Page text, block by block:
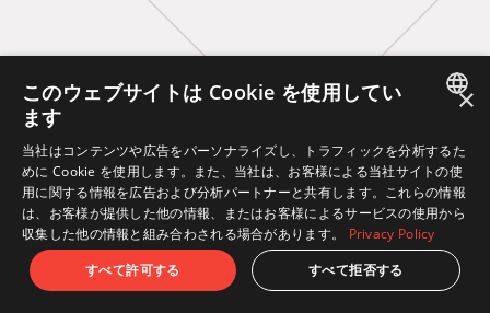
ENGLISH
×
このウェブサイトは Cookie を使用してい
ます
当社はコンテンツや広告をパーソナライズし、トラフィックを分析するた
めに Cookie を使用します。また、当社は、お客様による当社サイトの使
用に関する情報を広告および分析パートナーと共有します。これらの情報
は、お客様が提供した他の情報、またはお客様によるサービスの使用から
収集した他の情報と組み合わされる場合があります。
Privacy Policy
すべて許可する
すべて拒否する